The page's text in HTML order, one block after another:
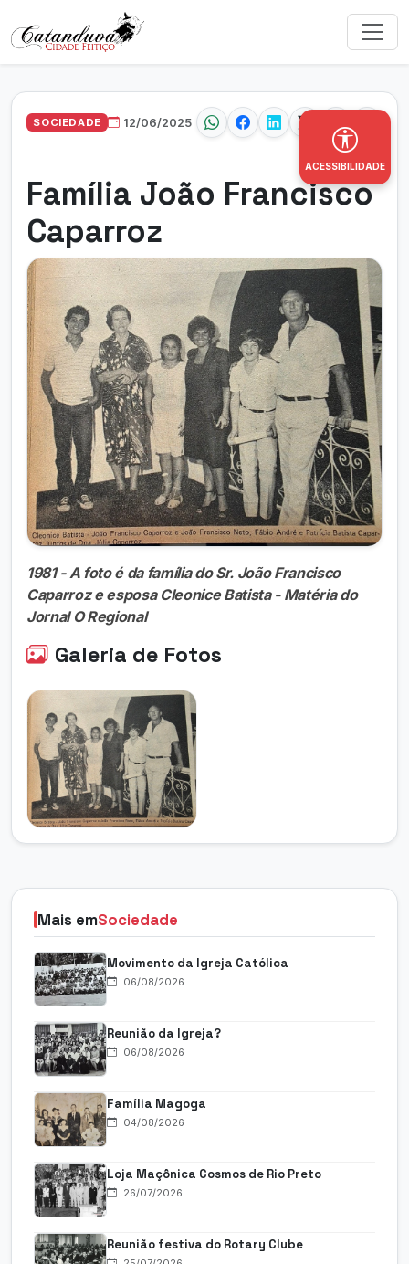
SOCIEDADE 12/06/2025
Família João Francisco
Caparroz
1981 - A foto é da família do Sr. João Francisco
Caparroz e esposa Cleonice Batista - Matéria do
Jornal O Regional
Galeria de Fotos
Mais emSociedade
Movimento da Igreja Católica
06/08/2026
Reunião da Igreja?
06/08/2026
Família Magoga
04/08/2026
Loja Maçônica Cosmos de Rio Preto
26/07/2026
Reunião festiva do Rotary Clube
ACESSIBILIDADE